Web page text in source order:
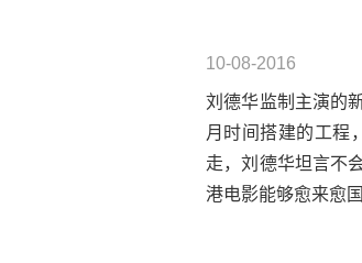
10-08-2016
刘德华监制主演的
月时间搭建的工程
走，刘德华坦言不
港电影能够愈来愈